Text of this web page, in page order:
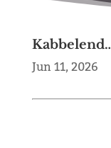
Jun 11, 2026